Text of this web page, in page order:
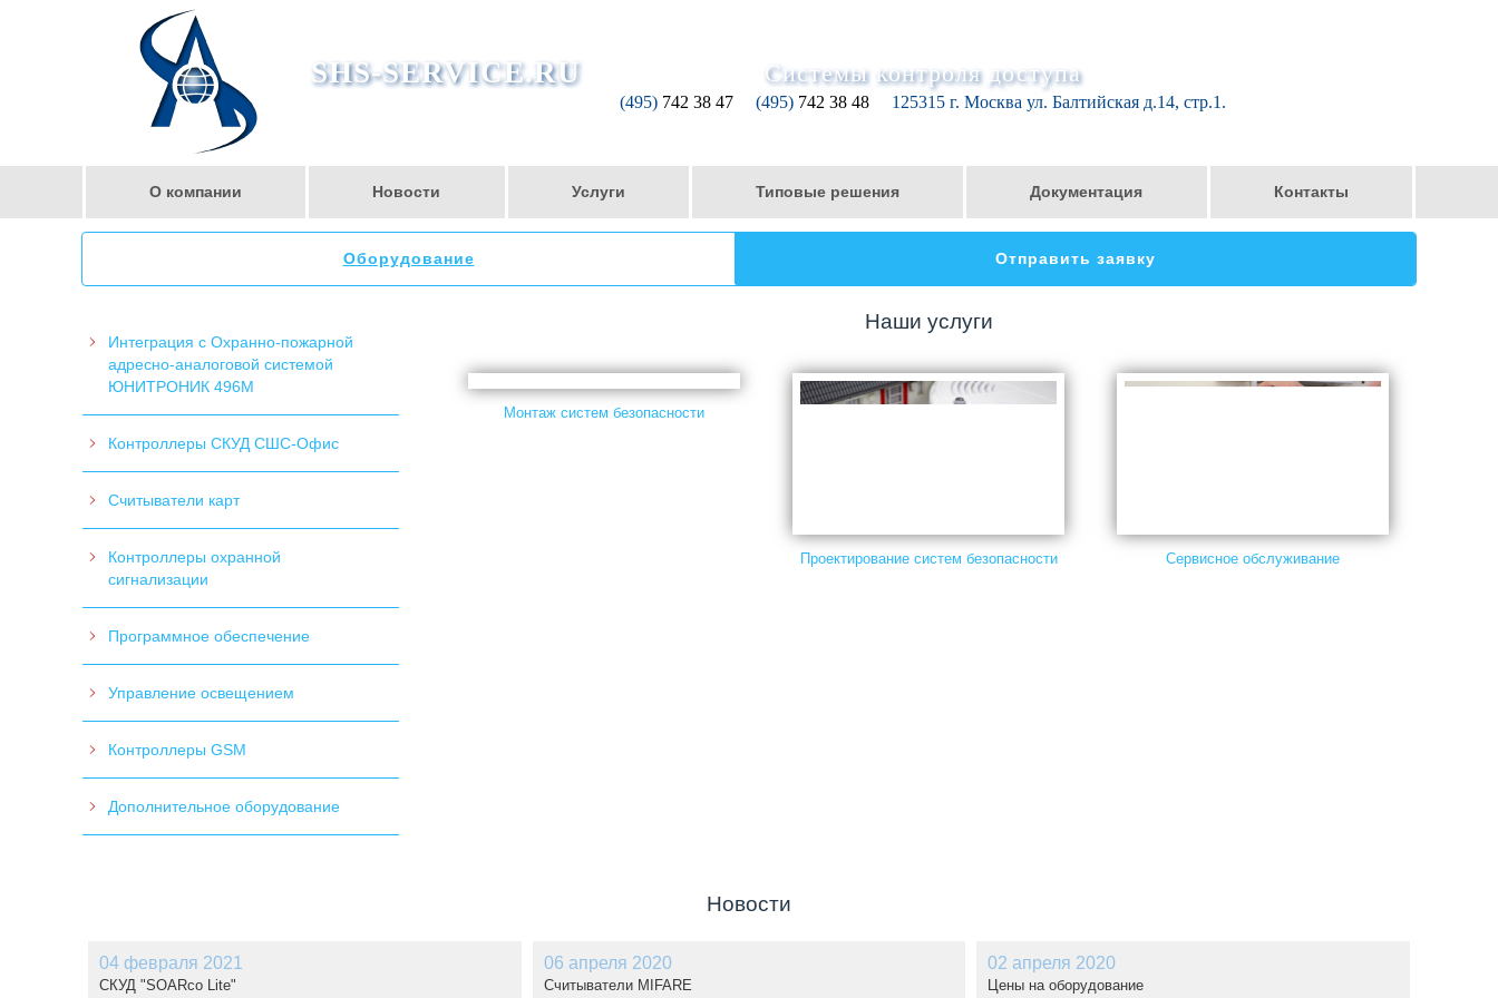
SHS-SERVICE.RU Системы контроля доступа
(495) 742 38 47 (495) 742 38 48 125315 г. Москва ул. Балтийская д.14, стр.1.
О компании Новости Услуги Типовые решения Документация Контакты
Оборудование Отправить заявку
Интеграция с Охранно-пожарной
адресно-аналоговой системой
ЮНИТРОНИК 496M
Контроллеры СКУД СШС-Офис
Считыватели карт
Контроллеры охранной
сигнализации
Программное обеспечение
Управление освещением
Контроллеры GSM
Дополнительное оборудование
Наши услуги
Монтаж систем безопасности
Проектирование систем безопасности Сервисное обслуживание
Новости
04 февраля 2021
СКУД "SOARco Lite"
06 апреля 2020
Cчитыватели MIFARE
02 апреля 2020
Цены на оборудование